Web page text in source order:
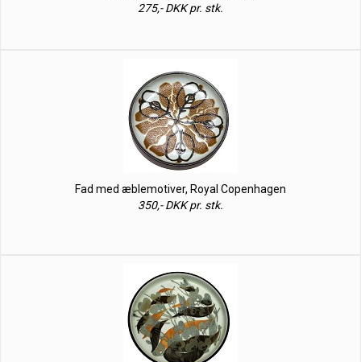
275,- DKK pr. stk.
Fad med æblemotiver, Royal Copenhagen
350,- DKK pr. stk.